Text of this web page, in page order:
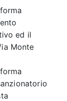
ed il
Monte